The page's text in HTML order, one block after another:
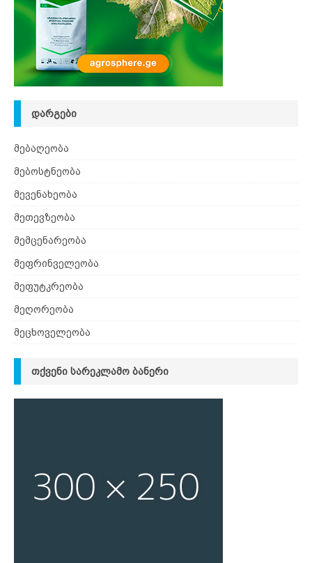
ᲓᲐᲠᲒᲔᲑᲘ
მებაღეობა
მებოსტნეობა
მევენახეობა
მეთევზეობა
მემცენარეობა
მეფრინველეობა
მეფუტკრეობა
მეღორეობა
მეცხოველეობა
ᲗᲥᲕᲔᲜᲘ ᲡᲐᲠᲔᲙᲚᲐᲛᲝ ᲑᲐᲜᲔᲠᲘ